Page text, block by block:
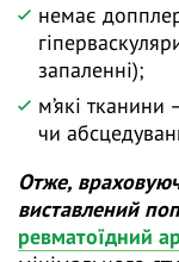
немає
запаленні);
м’які
чи
Отже,
виставлений
ревматоїдний